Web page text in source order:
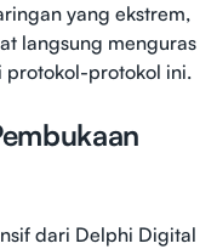
yang ekstrem,
langsung menguras
protokol-protokol ini.
dari Delphi Digital